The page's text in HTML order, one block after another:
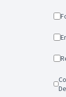
Comunicaciones para un